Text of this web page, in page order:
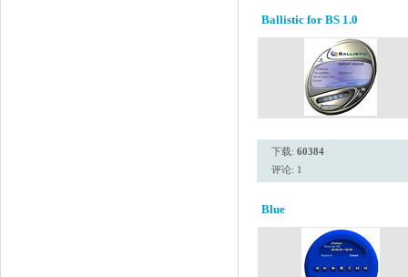
Ballistic for BS 1.0
下载: 60384
评论: 1
Blue